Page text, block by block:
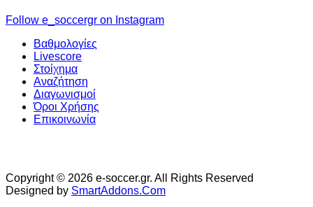
Follow e_soccergr on Instagram
Βαθμολογίες
Livescore
Στοίχημα
Αναζήτηση
Διαγωνισμοί
Όροι Χρήσης
Επικοινωνία
Copyright © 2026 e-soccer.gr. All Rights Reserved
Designed by SmartAddons.Com